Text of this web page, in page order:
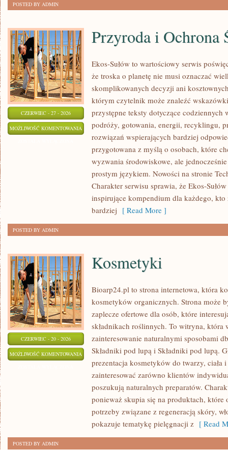
POSTED BY ADMIN
CZERWIEC - 27 - 2026
MOŻLIWOŚĆ KOMENTOWANIA PRZYRODA
OCHRONA
ŚRODOWISKA
Przyroda i Ochrona
Ekos-Sułów to wartościowy serwis
że troska o planetę nie musi oznaczać
skomplikowanych decyzji ani
którym czytelnik może znaleźć
przystępne teksty dotyczące
podróży, gotowania, energii, recyklingu,
rozwiązań wspierających bardziej
przygotowana z myślą o osobach, które
wyzwania środowiskowe, ale
prostym językiem. Nowości na stronie
Charakter serwisu sprawia, że Ekos-
inspirujące kompendium dla każdego, kto
bardziej [ Read More ]
POSTED BY ADMIN
CZERWIEC - 20 - 2026
MOŻLIWOŚĆ KOMENTOWANIA KOSMETYKI
Kosmetyki
Bioarp24.pl to strona internetowa, która
kosmetyków organicznych. Strona może
zaplecze ofertowe dla osób, które
składnikach roślinnych. To witryna, która
zainteresowanie naturalnymi sposobami
Składniki pod lupą i Składniki pod lupą.
prezentacja kosmetyków do twarzy, ciała
zainteresować zarówno klientów
poszukują naturalnych preparatów.
ponieważ skupia się na produktach, które
potrzeby związane z regeneracją skóry,
pokazuje tematykę pielęgnacji z [ Read
POSTED BY ADMIN